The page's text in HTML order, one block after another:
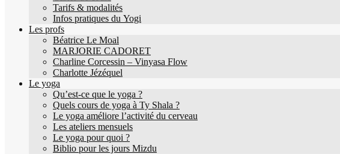
Tarifs & modalités
Infos pratiques du Yogi
Les profs
Béatrice Le Moal
MARJORIE CADORET
Charline Corcessin – Vinyasa Flow
Charlotte Jézéquel
Le yoga
Qu’est-ce que le yoga ?
Quels cours de yoga à Ty Shala ?
Le yoga améliore l’activité du cerveau
Les ateliers mensuels
Le yoga pour quoi ?
Biblio pour les jours Mizdu